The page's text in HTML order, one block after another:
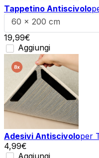
Tappetino Antiscivolo
60 x 200 cm
19,99€
Aggiungi
Adesivi Antiscivoloper
4,99€
Aggiungi